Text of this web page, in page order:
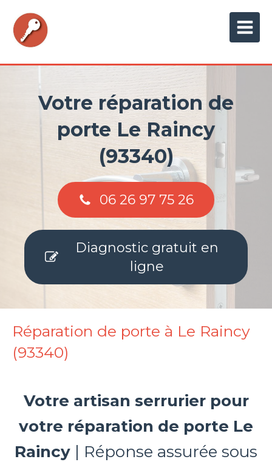
Votre réparation de
porte Le Raincy
(93340)
06 26 97 75 26
Diagnostic gratuit en
ligne
Réparation de porte à Le Raincy
(93340)
Votre artisan serrurier pour
votre réparation de porte Le
Raincy | Réponse assurée sous